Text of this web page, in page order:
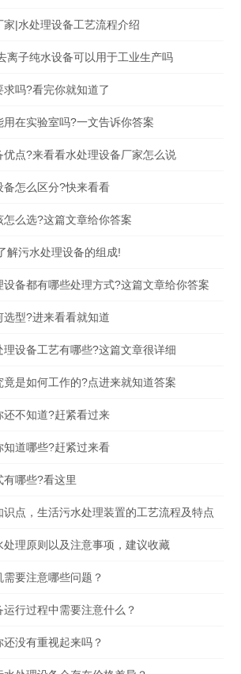
|水处理设备工艺流程介绍
离子纯水设备可以用于工业生产吗
吗?看完你就知道了
在实验室吗?一文告诉你答案
点?来看看水处理设备厂家怎么说
怎么区分?快来看看
么选?这篇文章给你答案
解污水处理设备的组成!
备都有哪些处理方式?这篇文章给你答案
型?进来看看就知道
设备工艺有哪些?这篇文章很详细
是如何工作的?点进来就知道答案
不知道?赶紧看过来
知道哪些?赶紧过来看
哪些?看这里
点，生活污水处理装置的工艺流程及特点
理原则以及注意事项，建议收藏
要注意哪些问题？
行过程中需要注意什么？
没有重视起来吗？